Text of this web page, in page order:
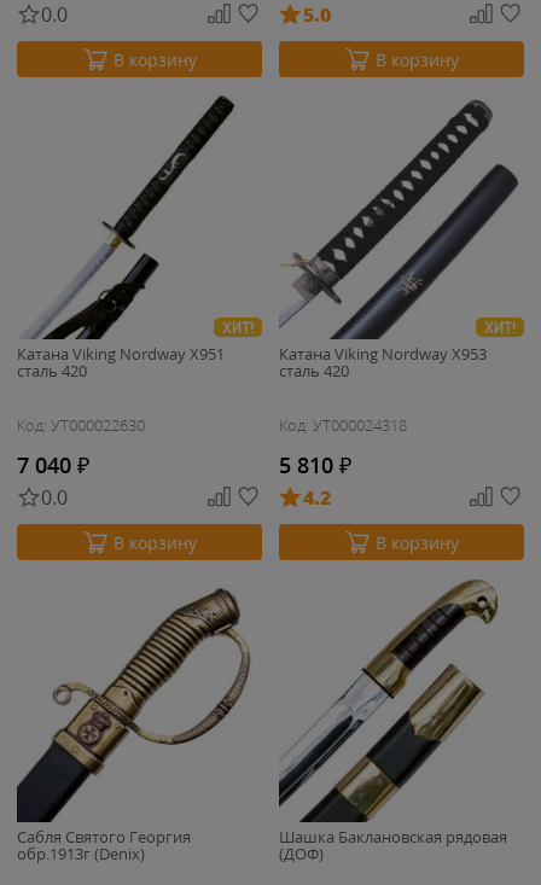
0.0
В корзину
5.0
В корзину
ХИТ!
Катана Viking Nordway X951
сталь 420
Код: УТ000022630
7 040 ₽
0.0
В корзину
ХИТ!
Катана Viking Nordway X953
сталь 420
Код: УТ000024318
5 810 ₽
4.2
В корзину
Сабля Святого Георгия
обр.1913г (Denix)
Шашка Баклановская рядовая
(ДОФ)